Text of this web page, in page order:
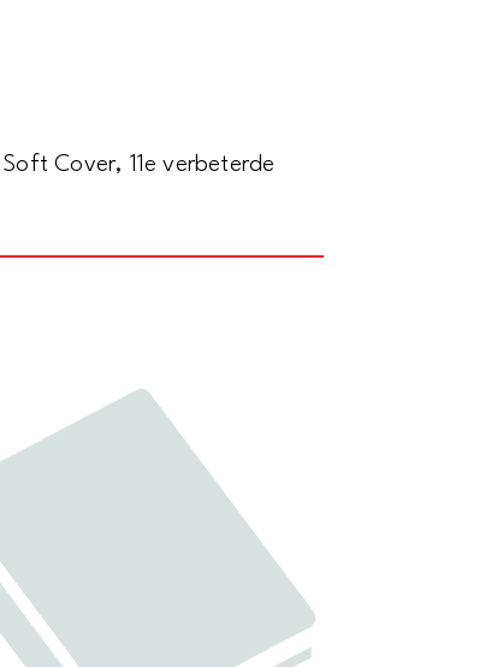
Cover, 11e verbeterde